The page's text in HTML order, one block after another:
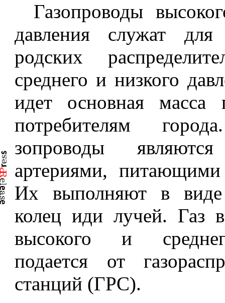
Газопроводы
давления служат
родских
среднего и низкого
идет основная масса
потребителям
зопроводы
артериями,
Их выполняют в
колец иди лучей. Газ
вы­сокого и
подается от
станций (ГРС).